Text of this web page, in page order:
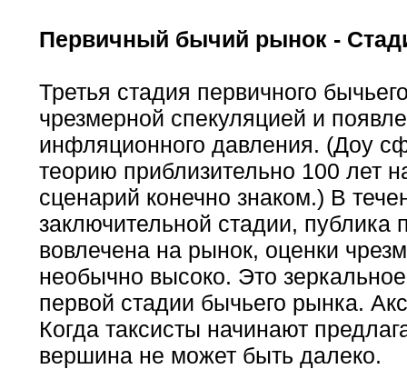
Первичный бычий рынок -
Третья стадия первичного
чрезмерной спекуляцией и
инфляционного давления. (Доу
теорию приблизительно 100 лет
сценарий конечно знаком.) В
заключительной стадии, публика
вовлечена на рынок, оценки
необычно высоко. Это
первой стадии бычьего рынка.
Когда таксисты начинают
вершина не может быть далеко.